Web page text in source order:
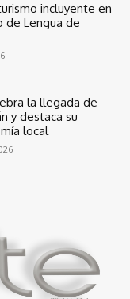
incluyente en
de Lengua de
la llegada de
y destaca su
local